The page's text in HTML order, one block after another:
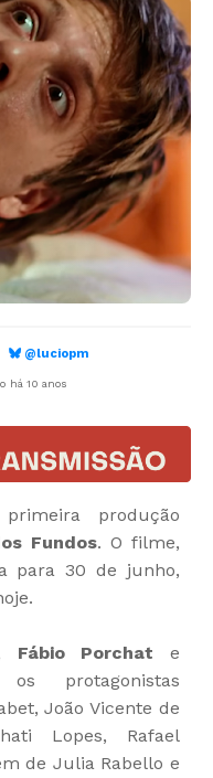
@luciopm
há 10 anos
produção
Fundos. O filme,
para 30 de junho,
Fábio Porchat e
protagonistas
João Vicente de
Lopes, Rafael
de Julia Rabello e